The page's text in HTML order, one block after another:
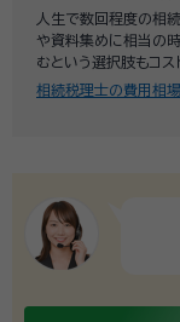
人生で数回程度の相
や資料集めに相当の
むという選択肢もコス
相続税理士の費用相